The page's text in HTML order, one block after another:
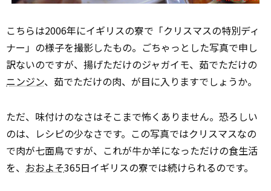
こちらは2006年にイギリスの寮で「クリスマスの特別ディ
ナー」の様子を撮影したもの。ごちゃっとした写真で申し
訳ないのですが、揚げただけのジャガイモ、茹でただけの
ニンジン、茹でただけの肉、が目に入りますでしょうか。
ただ、味付けのなさはそこまで怖くありません。恐ろしい
のは、レシピの少なさです。この写真ではクリスマスなの
で肉が七面鳥ですが、これが牛か羊になっただけの食生活
を、 おおよそ365日イギリスの寮では続けられるのです。